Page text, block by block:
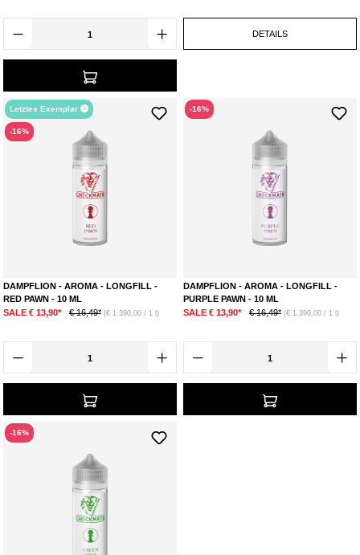
können, um deine individuellen Bedürfnisse bestmöglich erfüllen zu
Auswahl der Checkmate Produktlinie, die du dir günstig kaufen und
DETAILS
Letztes Exemplar
-16%
DAMPFLION - AROMA - LONGFILL -
RED PAWN - 10 ML
SALE € 13,90*
€ 16,49* (€ 1.390,00 / 1 l)
-16%
DAMPFLION - AROMA - LONGFILL -
PURPLE PAWN - 10 ML
SALE € 13,90*
€ 16,49* (€ 1.390,00 / 1 l)
-16%